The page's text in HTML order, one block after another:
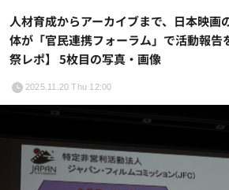
人材育成からアーカイブまで、日本映画
体が「官民連携フォーラム」で活動報告
祭レポ】 5枚目の写真・画像
2025.11.20 Thu 12:00